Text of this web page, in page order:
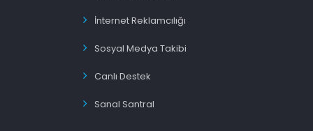
İnternet Reklamcılığı
Sosyal Medya Takibi
Canlı Destek
Sanal Santral